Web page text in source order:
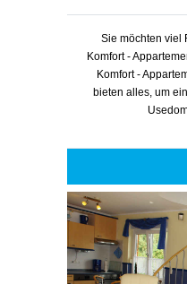
Sie möchten viel
Komfort -
Komfort -
bieten alles, um